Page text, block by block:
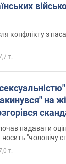
конфлікту з
т.
на
надавати
"чоловічу
т.